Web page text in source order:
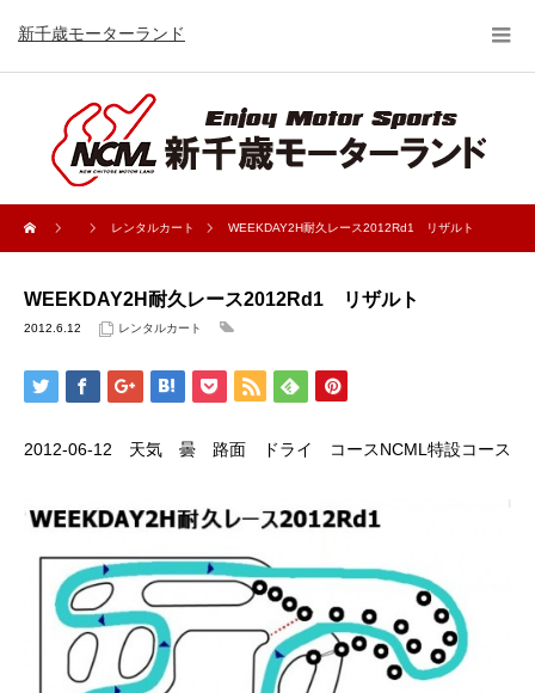
新千歳モーターランド
レンタルカート WEEKDAY2H耐久レース2012Rd1 リザルト
WEEKDAY2H耐久レース2012Rd1 リザルト
2012.6.12 レンタルカート
2012-06-12 天気 曇 路面 ドライ コースNCML特設コース